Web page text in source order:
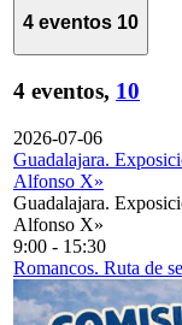
4 eventos 10
4 eventos, 10
2026-07-06
Guadalajara.
Alfonso X»
Guadalajara.
Alfonso X»
9:00 - 15:30
Romancos. Ruta de